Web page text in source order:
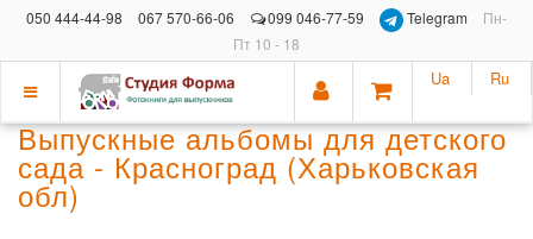
050 444-44-98 067 570-66-06 099 046-77-59 Telegram
Пн-
Пт 10 - 18
Показать
меню
Ua Ru
Выпускные альбомы для детского
сада - Красноград (Харьковская
обл)